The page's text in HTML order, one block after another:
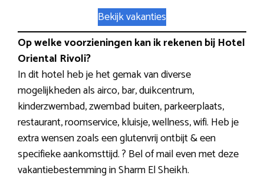
Bekijk vakanties
Op welke voorzieningen kan ik rekenen bij Hotel
Oriental Rivoli?
In dit hotel heb je het gemak van diverse
mogelijkheden als airco, bar, duikcentrum,
kinderzwembad, zwembad buiten, parkeerplaats,
restaurant, roomservice, kluisje, wellness, wifi. Heb je
extra wensen zoals een glutenvrij ontbijt & een
specifieke aankomsttijd. ? Bel of mail even met deze
vakantiebestemming in Sharm El Sheikh.